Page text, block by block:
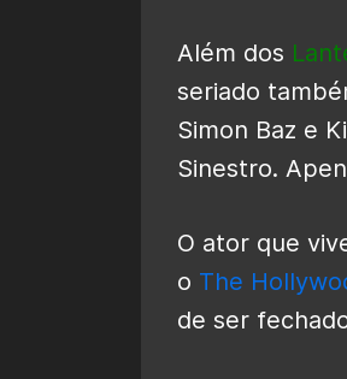
Além dos
seriado
Simon Baz e
Sinestro.
O ator que
o The
de ser